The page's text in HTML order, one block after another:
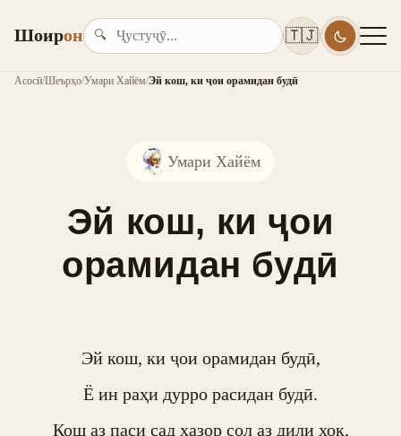
Шоирон 🔍 🇹🇯
Асосӣ/Шеърҳо/Умари Хайём/Эй кош, ки ҷои орамидан будӣ
Умари Хайём
Эй кош, ки ҷои
орамидан будӣ
Эй кош, ки ҷои орамидан будӣ,
Ё ин раҳи дурро расидан будӣ.
Кош аз паси сад ҳазор сол аз дили хок,